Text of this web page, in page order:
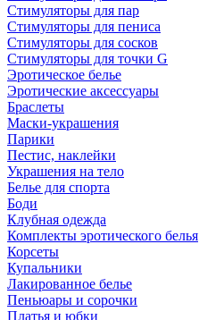
Стимуляторы для пар
Стимуляторы для пениса
Стимуляторы для сосков
Стимуляторы для точки G
Эротическое белье
Эротические аксессуары
Браслеты
Маски-украшения
Парики
Пестис, наклейки
Украшения на тело
Белье для спорта
Боди
Клубная одежда
Комплекты эротического белья
Корсеты
Купальники
Лакированное белье
Пеньюары и сорочки
Платья и юбки